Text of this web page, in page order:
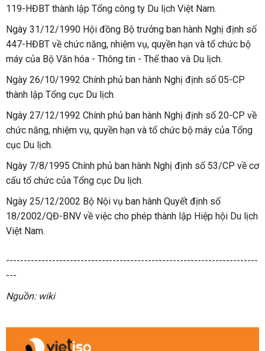
119-HĐBT thành lập Tổng công ty Du lịch Việt Nam.
Ngày 31/12/1990 Hội đồng Bộ trưởng ban hành Nghị định số
447-HĐBT về chức năng, nhiệm vụ, quyền hạn và tổ chức bộ
máy của Bộ Văn hóa - Thông tin - Thể thao và Du lịch.
Ngày 26/10/1992 Chính phủ ban hành Nghị định số 05-CP
thành lập Tổng cục Du lịch.
Ngày 27/12/1992 Chính phủ ban hành Nghị định số 20-CP về
chức năng, nhiệm vụ, quyền hạn và tổ chức bộ máy của Tổng
cục Du lịch.
Ngày 7/8/1995 Chính phủ ban hành Nghị định số 53/CP về cơ
cấu tổ chức của Tổng cục Du lịch.
Ngày 25/12/2002 Bộ Nội vụ ban hành Quyết định số
18/2002/QĐ-BNV về việc cho phép thành lập Hiệp hội Du lịch
Việt Nam.
-----------------------------------------------------------------------
---
Nguồn: wiki